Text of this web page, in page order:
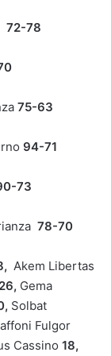
72-78
75-63
94-71
73
78-70
Akem Libertas
26, Gema
Solbat
Fulgor
Cassino 18,